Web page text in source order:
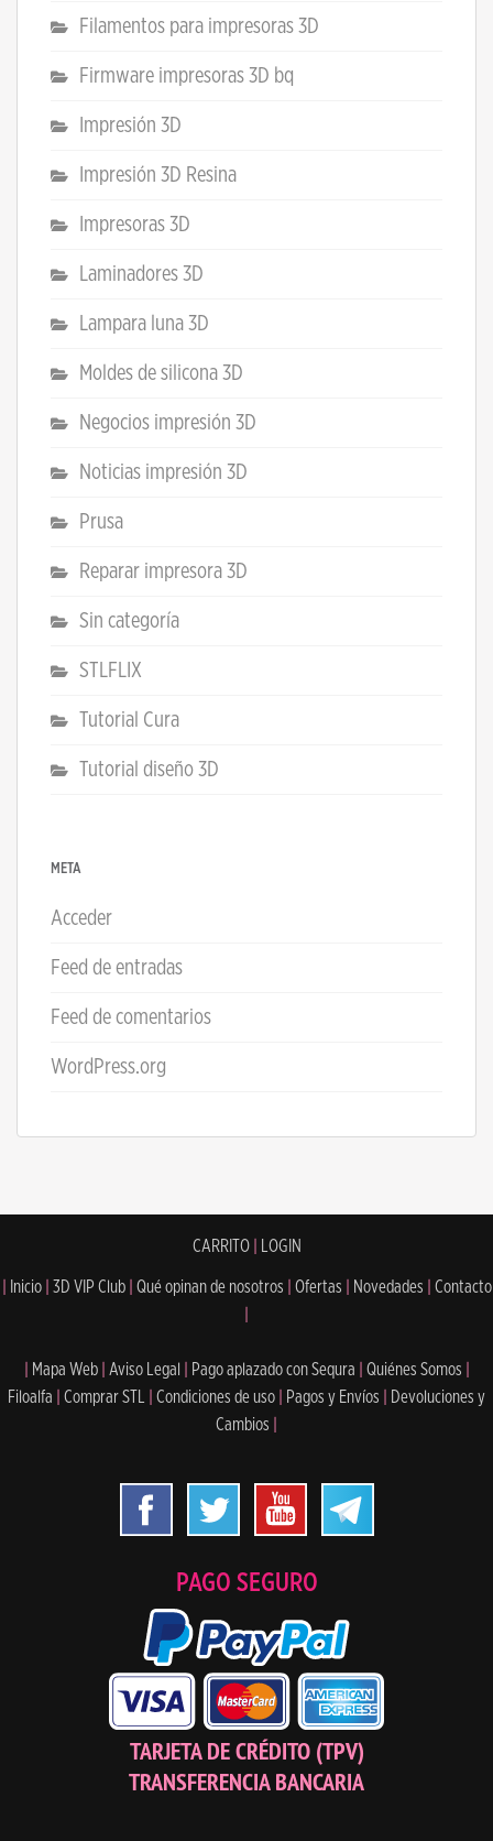
Filamentos para impresoras 3D
Firmware impresoras 3D bq
Impresión 3D
Impresión 3D Resina
Impresoras 3D
Laminadores 3D
Lampara luna 3D
Moldes de silicona 3D
Negocios impresión 3D
Noticias impresión 3D
Prusa
Reparar impresora 3D
Sin categoría
STLFLIX
Tutorial Cura
Tutorial diseño 3D
META
Acceder
Feed de entradas
Feed de comentarios
WordPress.org
CARRITO| LOGIN
Inicio 3D VIP Club Qué opinan de nosotros Ofertas Novedades
Contacto
Mapa Web Aviso Legal Pago aplazado con Sequra Quiénes Somos
Filoalfa
Comprar STL Condiciones de uso Pagos y Envíos
Devoluciones y
Cambios
PAGO SEGURO
TARJETA DE CRÉDITO (TPV)
TRANSFERENCIA BANCARIA